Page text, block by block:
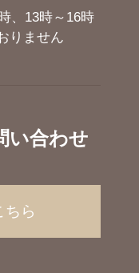
、13時～16時
りません
い合わせ
ちら